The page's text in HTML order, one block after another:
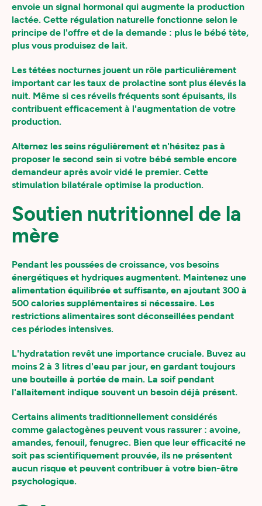
envoie un signal hormonal qui augmente la production
lactée. Cette régulation naturelle fonctionne selon le
principe de l'offre et de la demande : plus le bébé tète,
plus vous produisez de lait.
Les tétées nocturnes jouent un rôle particulièrement
important car les taux de prolactine sont plus élevés la
nuit. Même si ces réveils fréquents sont épuisants, ils
contribuent efficacement à l'augmentation de votre
production.
Alternez les seins régulièrement et n'hésitez pas à
proposer le second sein si votre bébé semble encore
demandeur après avoir vidé le premier. Cette
stimulation bilatérale optimise la production.
Soutien nutritionnel de la
mère
Pendant les poussées de croissance, vos besoins
énergétiques et hydriques augmentent. Maintenez une
alimentation équilibrée et suffisante, en ajoutant 300 à
500 calories supplémentaires si nécessaire. Les
restrictions alimentaires sont déconseillées pendant
ces périodes intensives.
L'hydratation revêt une importance cruciale. Buvez au
moins 2 à 3 litres d'eau par jour, en gardant toujours
une bouteille à portée de main. La soif pendant
l'allaitement indique souvent un besoin déjà présent.
Certains aliments traditionnellement considérés
comme galactogènes peuvent vous rassurer : avoine,
amandes, fenouil, fenugrec. Bien que leur efficacité ne
soit pas scientifiquement prouvée, ils ne présentent
aucun risque et peuvent contribuer à votre bien-être
psychologique.